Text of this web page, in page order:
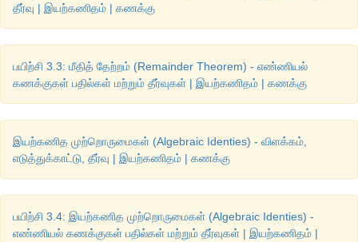
தீர்வு | இயற்கணிதம் | கணக்கு
பயிற்சி 3.3: மீதித் தேற்றம் (Remainder Theorem) - எண்ணியல்
கணக்குகள் பதில்கள் மற்றும் தீர்வுகள் | இயற்கணிதம் | கணக்கு
இயற்கணித முற்றொருமைகள் (Algebraic Identies) - விளக்கம்,
எடுத்துக்காட்டு, தீர்வு | இயற்கணிதம் | கணக்கு
பயிற்சி 3.4: இயற்கணித முற்றொருமைகள் (Algebraic Identies) -
எண்ணியல் கணக்குகள் பதில்கள் மற்றும் தீர்வுகள் | இயற்கணிதம் |